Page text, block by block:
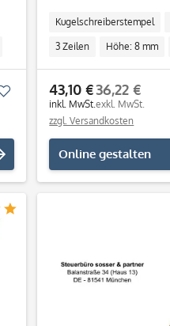
Merken
Kugelschreiberstempel
3 Zeilen Höhe: 8 mm
Individuell
43,10 €
inkl. MwSt.
36,22 €
exkl. MwSt.
zzgl. Versandkosten
Online gestalten